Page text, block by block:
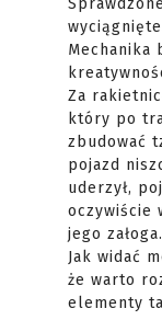
Mechanika
Za
który po
zbudować
pojazd
uderzył,
oczywiście
jego załoga.
Jak widać
że warto
elementy